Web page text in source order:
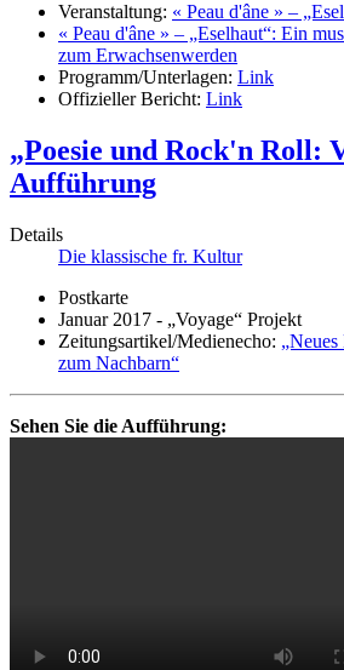
Veranstaltung: « Peau d'âne » –
« Peau d'âne » – „Eselhaut“: Ein
zum Erwachsenwerden
Programm/Unterlagen: Link
Offizieller Bericht: Link
„Poesie und Rock'n Roll:
Aufführung
Details
Die klassische fr. Kultur
Postkarte
Januar 2017 - „Voyage“ Projekt
Zeitungsartikel/Medienecho:
zum Nachbarn“
Sehen Sie die Aufführung: